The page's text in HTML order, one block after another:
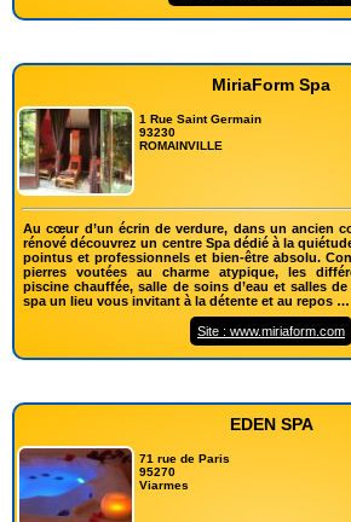
MiriaForm Spa
1 Rue Saint Germain
93230
ROMAINVILLE
Au cœur d’un écrin de verdure, dans un ancien
rénové découvrez un centre Spa dédié à la
pointus et professionnels et bien-être absolu.
pierres voutées au charme atypique, les
piscine chauffée, salle de soins d’eau et salles
spa un lieu vous invitant à la détente et au repos …
Site : www.miriaform.com
EDEN SPA
71 rue de Paris
95270
Viarmes